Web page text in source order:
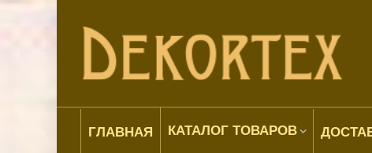
ГЛАВНАЯ КАТАЛОГ ТОВАРОВ